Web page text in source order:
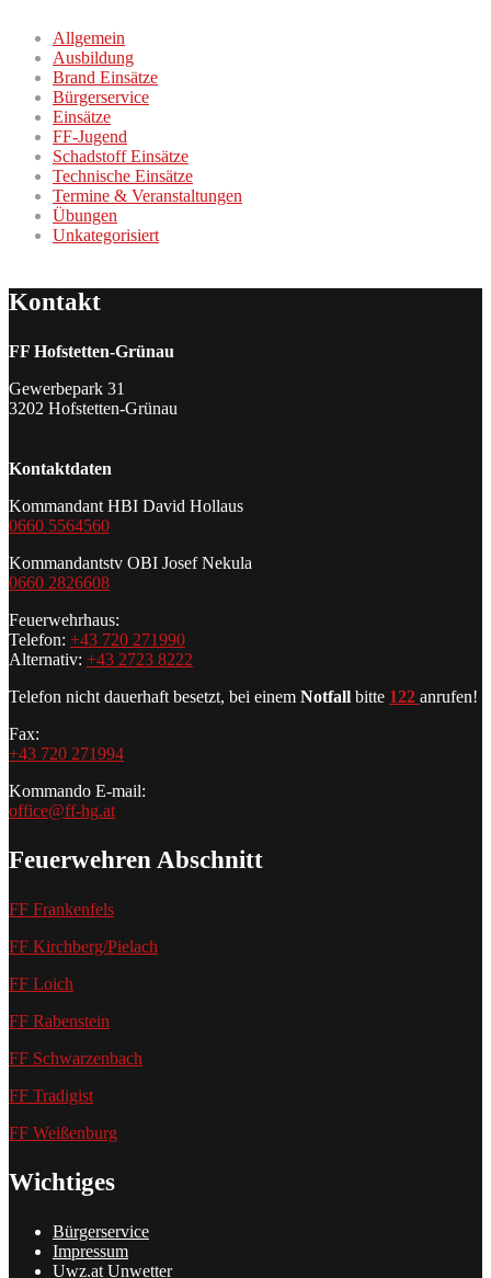
Allgemein
Ausbildung
Brand Einsätze
Bürgerservice
Einsätze
FF-Jugend
Schadstoff Einsätze
Technische Einsätze
Termine & Veranstaltungen
Übungen
Unkategorisiert
Kontakt
FF Hofstetten-Grünau
Gewerbepark 31
3202 Hofstetten-Grünau
Kontaktdaten
Kommandant HBI David Hollaus
0660 5564560
Kommandantstv OBI Josef Nekula
0660 2826608
Feuerwehrhaus:
Telefon: +43 720 271990
Alternativ: +43 2723 8222
Telefon nicht dauerhaft besetzt, bei einem Notfall bitte 122 anrufen!
Fax:
+43 720 271994
Kommando E-mail:
office@ff-hg.at
Feuerwehren Abschnitt
FF Frankenfels
FF Kirchberg/Pielach
FF Loich
FF Rabenstein
FF Schwarzenbach
FF Tradigist
FF Weißenburg
Wichtiges
Bürgerservice
Impressum
Uwz.at Unwetter